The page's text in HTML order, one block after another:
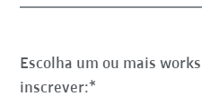
Escolha um ou mais
inscrever: